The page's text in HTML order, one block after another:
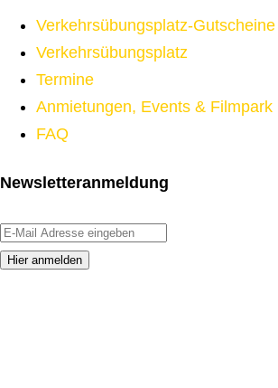
Verkehrsübungsplatz-Gutscheine
Verkehrsübungsplatz
Termine
Anmietungen, Events & Filmpark
FAQ
Newsletteranmeldung
Hier anmelden